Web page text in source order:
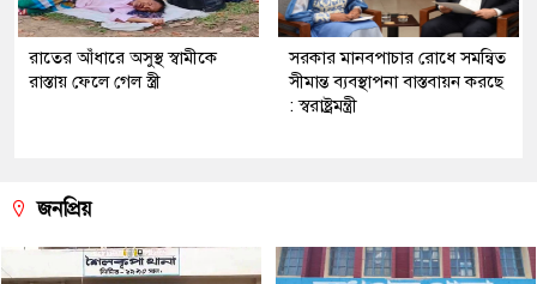
রাতের আঁধারে অসুস্থ স্বামীকে
রাস্তায় ফেলে গেল স্ত্রী
সরকার মানবপাচার রোধে সমন্বিত
সীমান্ত ব্যবস্থাপনা বাস্তবায়ন করছে
: স্বরাষ্ট্রমন্ত্রী
জনপ্রিয়